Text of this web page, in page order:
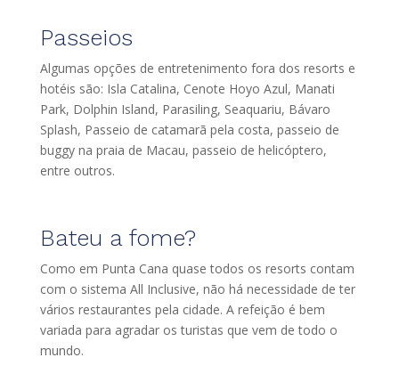
Passeios
Algumas opções de entretenimento fora dos resorts e
hotéis são: Isla Catalina, Cenote Hoyo Azul, Manati
Park, Dolphin Island, Parasiling, Seaquariu, Bávaro
Splash, Passeio de catamarã pela costa, passeio de
buggy na praia de Macau, passeio de helicóptero,
entre outros.
Bateu a fome?
Como em Punta Cana quase todos os resorts contam
com o sistema All Inclusive, não há necessidade de ter
vários restaurantes pela cidade. A refeição é bem
variada para agradar os turistas que vem de todo o
mundo.